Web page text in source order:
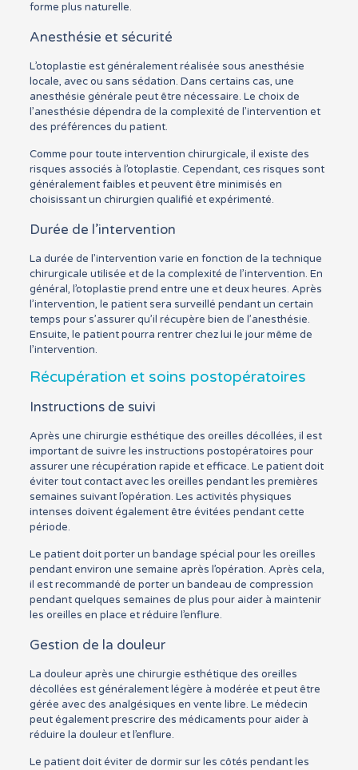
forme plus naturelle.
Anesthésie et sécurité
L’otoplastie est généralement réalisée sous anesthésie
locale, avec ou sans sédation. Dans certains cas, une
anesthésie générale peut être nécessaire. Le choix de
l’anesthésie dépendra de la complexité de l’intervention et
des préférences du patient.
Comme pour toute intervention chirurgicale, il existe des
risques associés à l’otoplastie. Cependant, ces risques sont
généralement faibles et peuvent être minimisés en
choisissant un chirurgien qualifié et expérimenté.
Durée de l’intervention
La durée de l’intervention varie en fonction de la technique
chirurgicale utilisée et de la complexité de l’intervention. En
général, l’otoplastie prend entre une et deux heures. Après
l’intervention, le patient sera surveillé pendant un certain
temps pour s’assurer qu’il récupère bien de l’anesthésie.
Ensuite, le patient pourra rentrer chez lui le jour même de
l’intervention.
Récupération et soins postopératoires
Instructions de suivi
Après une chirurgie esthétique des oreilles décollées, il est
important de suivre les instructions postopératoires pour
assurer une récupération rapide et efficace. Le patient doit
éviter tout contact avec les oreilles pendant les premières
semaines suivant l’opération. Les activités physiques
intenses doivent également être évitées pendant cette
période.
Le patient doit porter un bandage spécial pour les oreilles
pendant environ une semaine après l’opération. Après cela,
il est recommandé de porter un bandeau de compression
pendant quelques semaines de plus pour aider à maintenir
les oreilles en place et réduire l’enflure.
Gestion de la douleur
La douleur après une chirurgie esthétique des oreilles
décollées est généralement légère à modérée et peut être
gérée avec des analgésiques en vente libre. Le médecin
peut également prescrire des médicaments pour aider à
réduire la douleur et l’enflure.
Le patient doit éviter de dormir sur les côtés pendant les